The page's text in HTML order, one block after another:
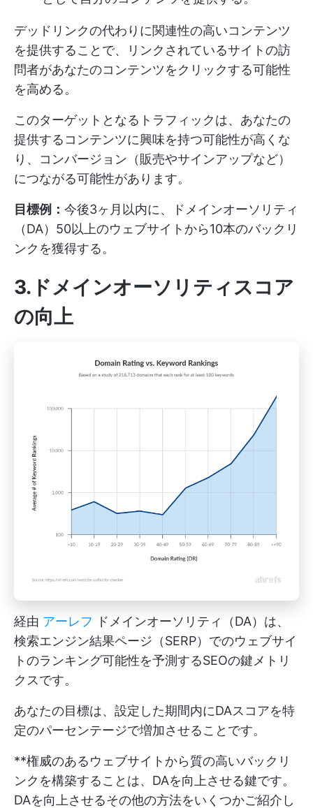
デッドリンクの代わりに関連性の高いコンテンツ
を提供することで、リンクされているサイトの訪
問者があなたのコンテンツをクリックする可能性
を高める。
このターゲットとなるトラフィックは、あなたの
提供するコンテンツに興味を持つ可能性が高くな
り、コンバージョン（販売やサインアップなど）
につながる可能性があります。
目標例： 今後3ヶ月以内に、ドメインオーソリティ
（DA）50以上のウェブサイトから10本のバックリ
ンクを獲得する。
3.ドメインオーソリティスコア
の向上
経由 アーレフ ドメインオーソリティ（DA）は、
検索エンジン結果ページ（SERP）でのウェブサイ
トのランキング可能性を予測するSEOの鍵メトリ
クスです。
あなたの目標は、設定した期間内にDAスコアを特
定のパーセンテージで増加させることです。
**権威のあるウェブサイトから質の高いバックリ
ンクを構築することは、DAを向上させる鍵です。
DAを向上させるその他の方法をいくつかご紹介し